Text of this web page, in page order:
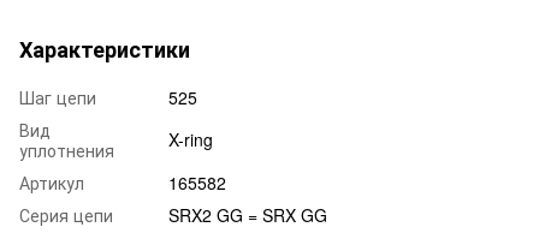
Характеристики
Шаг цепи
525
Вид
уплотнения
X-ring
Артикул
165582
Серия цепи
SRX2 GG = SRX GG